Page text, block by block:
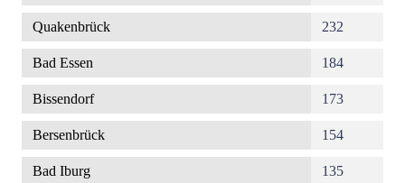
Quakenbrück 232
Bad Essen 184
Bissendorf 173
Bersenbrück 154
Bad Iburg 135